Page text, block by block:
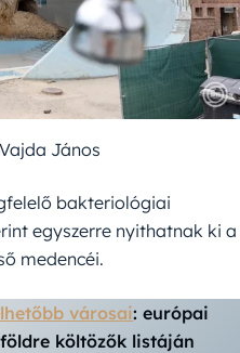
János
bakteriológiai
egyszerre nyithatnak ki a
medencéi.
városai: európai
költözők listáján